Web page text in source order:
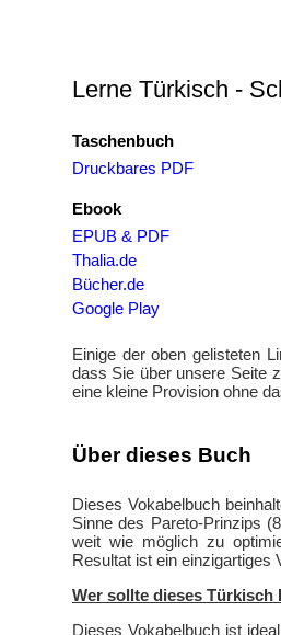
Lerne Türkisch -
Taschenbuch
Druckbares PDF
Ebook
EPUB & PDF
Thalia.de
Bücher.de
Google Play
Einige der oben gelisteten
dass Sie über unsere Seite
eine kleine Provision ohne
Über dieses Buch
Dieses Vokabelbuch
Sinne des Pareto-Prinzips
weit wie möglich zu
Resultat ist ein einzigartiges
Wer sollte dieses Türkisch
Dieses Vokabelbuch ist